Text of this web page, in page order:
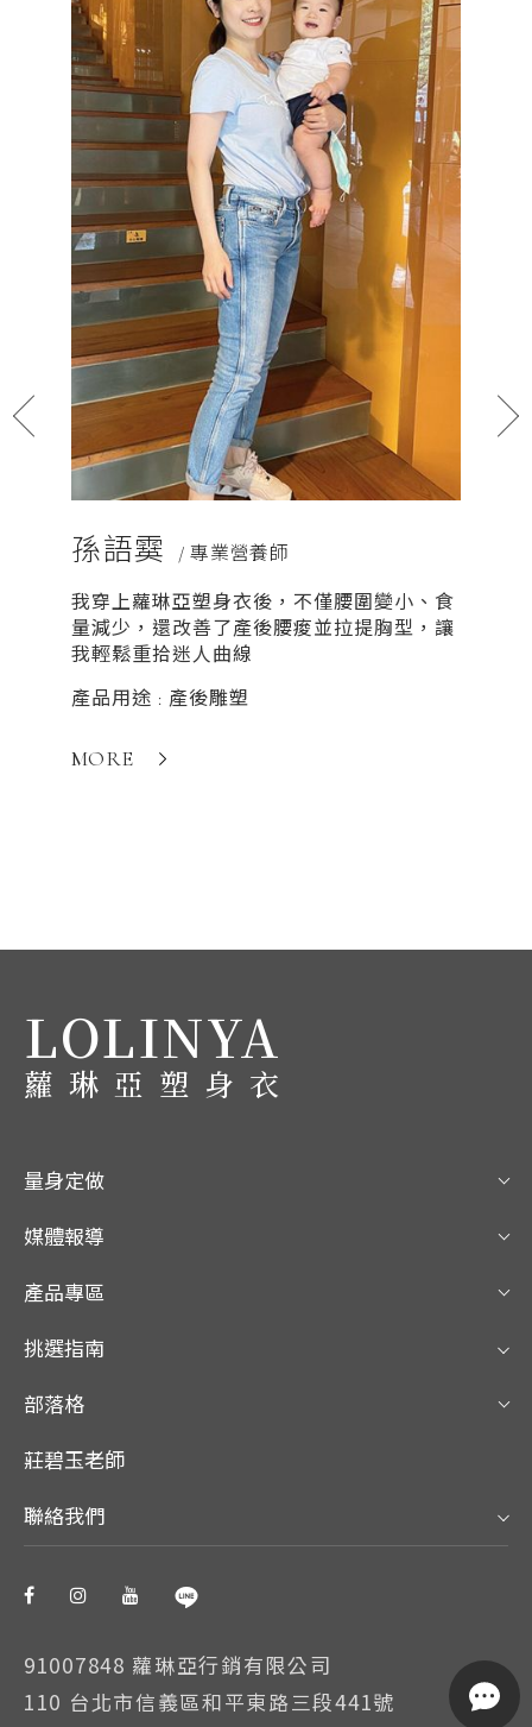
孫語霙 / 專業營養師
我穿上蘿琳亞塑身衣後，不僅腰圍變小、食
量減少，還改善了產後腰痠並拉提胸型，讓
我輕鬆重拾迷人曲線
產品用途 : 產後雕塑
MORE
LOLINYA
蘿琳亞塑身衣
量身定做
媒體報導
產品專區
挑選指南
部落格
莊碧玉老師
聯絡我們
91007848 蘿琳亞行銷有限公司
110 台北市信義區和平東路三段441號